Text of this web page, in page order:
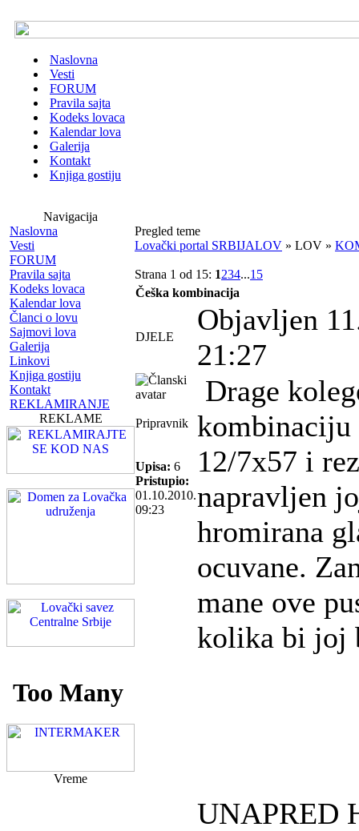
Naslovna
Vesti
FORUM
Pravila sajta
Kodeks lovaca
Kalendar lova
Galerija
Kontakt
Knjiga gostiju
Navigacija
Naslovna
Vesti
FORUM
Pravila sajta
Kodeks lovaca
Kalendar lova
Članci o lovu
Sajmovi lova
Galerija
Linkovi
Knjiga gostiju
Kontakt
REKLAMIRANJE
REKLAME
Vreme
Pregled teme
Lovački portal SRBIJALOV » LOV »
Strana 1 od 15: 1234...15
Češka kombinacija
DJELE
Objavljen
21:27
Pripravnik
Upisa: 6
Pristupio:
01.10.2010.
09:23
Drage
kombinaciju
12/7x57 i
napravljen
hromirana
ocuvane.
mane ove
kolika bi joj
UNAPRED